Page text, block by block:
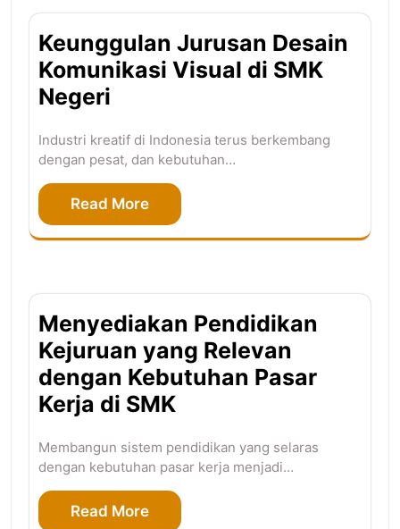
Keunggulan Jurusan Desain
Komunikasi Visual di SMK
Negeri
Industri kreatif di Indonesia terus berkembang
dengan pesat, dan kebutuhan…
Read More
Menyediakan Pendidikan
Kejuruan yang Relevan
dengan Kebutuhan Pasar
Kerja di SMK
Membangun sistem pendidikan yang selaras
dengan kebutuhan pasar kerja menjadi…
Read More